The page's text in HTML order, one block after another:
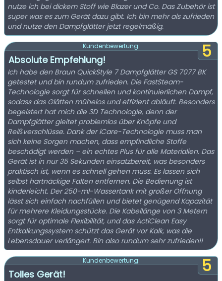
nutze ich bei dickem Stoff wie Blazer und Co. Das Zubehör ist
super was es zum Gerät dazu gibt. Ich bin mehr als zufrieden
und nutze den Dampfglätter jetzt regelmäßig.
5
Kundenbewertung:
Absolute Empfehlung!
Ich habe den Braun QuickStyle 7 Dampfglätter GS 7077 BK
getestet und bin rundum zufrieden. Die FastSteam-
Technologie sorgt für schnellen und kontinuierlichen Dampf,
sodass das Glätten mühelos und effizient abläuft. Besonders
begeistert hat mich die 3D Technologie, denn der
Dampfglätter gleitet problemlos über Knöpfe und
Reißverschlüsse. Dank der iCare-Technologie muss man
sich keine Sorgen machen, dass empfindliche Stoffe
beschädigt werden – ein echtes Plus für alle Materialien. Das
Gerät ist in nur 35 Sekunden einsatzbereit, was besonders
praktisch ist, wenn es schnell gehen muss. Es lassen sich
selbst hartnäckige Falten entfernen. Die Bedienung ist
kinderleicht. Der 250-ml-Wassertank mit großer Öffnung
lässt sich einfach nachfüllen und bietet genügend Kapazität
für mehrere Kleidungsstücke. Die Kabellänge von 3 Metern
sorgt für optimale Flexibilität, und das ActiClean Easy
Entkalkungssystem schützt das Gerät vor Kalk, was die
Lebensdauer verlängert. Bin also rundum sehr zufrieden!!
5
Kundenbewertung:
Tolles Gerät!